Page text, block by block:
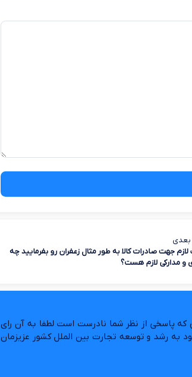
بعدی
لازم جهت صادرات کالا به طور مثال زعفران رو بفرمایید چه
و مدارکی لازم هست؟
که پاسخی از نظر شما نادرست است لطفا به آن رای
به رشد و توسعه تجارت بین الملل کشور عزیزمان